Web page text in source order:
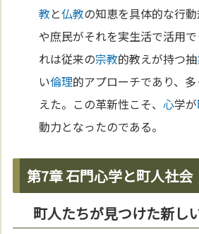
教と仏教の知恵を具体的な行
や庶民がそれを実生活で活用
れは従来の宗教的教えが持つ抽
い倫理的アプローチであり、
えた。この革新性こそ、心学が
動力となったのである。
第7章 石門心学と町人社会
町人たちが見つけた新し